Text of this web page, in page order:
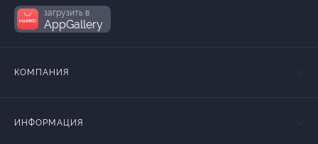
загрузить в
AppGallery
КОМПАНИЯ
ИНФОРМАЦИЯ